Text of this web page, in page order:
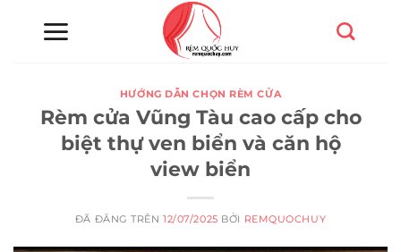
HƯỚNG DẪN CHỌN RÈM CỬA
Rèm cửa Vũng Tàu cao cấp cho
biệt thự ven biển và căn hộ
view biển
ĐÃ ĐĂNG TRÊN12/07/2025 BỞI REMQUOCHUY